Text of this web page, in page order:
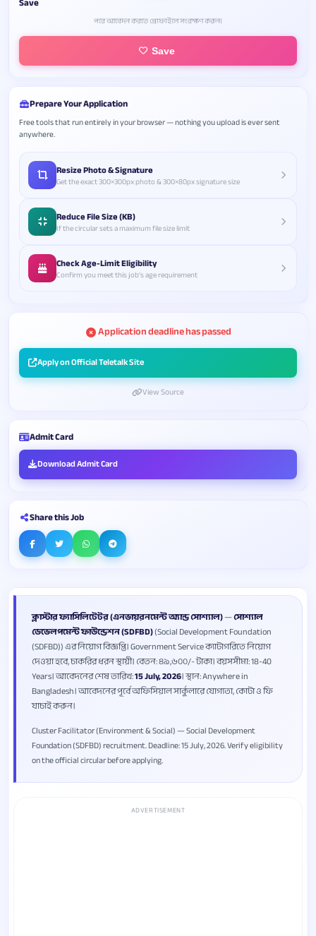
ক্লাস্টার ফ্যাসিলিটেটর (এনভায়রনমেন্ট অ্যান্ড সোশ্যাল)—সোশ্যাল
ডেভেলপমেন্ট ফাউন্ডেশন (SDFBD)(Social Development Foundation
(SDFBD)) এর নিয়োগ বিজ্ঞপ্তি। Government Service ক্যাটাগরিতে নিয়োগ
দেওয়া হবে, চাকরির ধরন স্থায়ী। বেতন: ৪৯,৬০০/- টাকা। বয়সসীমা: 18-40
Years। আবেদনের শেষ তারিখ:15 July, 2026। স্থান: Anywhere in
Bangladesh। আবেদনের পূর্বে অফিসিয়াল সার্কুলারে যোগ্যতা, কোটা ও ফি
যাচাই করুন।
Cluster Facilitator (Environment & Social) — Social Development
Foundation (SDFBD) recruitment. Deadline: 15 July, 2026. Verify eligibility
on the official circular before applying.
ADVERTISEMENT
পরে আবেদন করতে প্রোফাইলে সংরক্ষণ করুন।
Save
Prepare Your Application
Free tools that run entirely in your browser — nothing you upload is ever sent
anywhere.
Resize Photo & Signature
Get the exact 300×300px photo & 300×80px signature size
Reduce File Size (KB)
If the circular sets a maximum file size limit
Check Age-Limit Eligibility
Confirm you meet this job's age requirement
Application deadline has passed
Apply on Official Teletalk Site
View Source
Admit Card
Download Admit Card
Share this Job